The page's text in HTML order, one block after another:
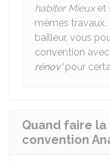
habiter Mieuxet
mêmes travaux.
bailleur, vous
convention
rénov'pour
Quand faire
convention